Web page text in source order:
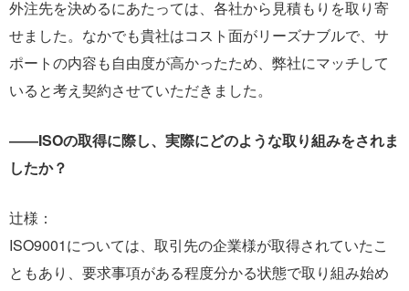
外注先を決めるにあたっては、各社から見積もりを取り寄
せました。なかでも貴社はコスト面がリーズナブルで、サ
ポートの内容も自由度が高かったため、弊社にマッチして
いると考え契約させていただきました。
――ISOの取得に際し、実際にどのような取り組みをされま
したか？
辻様：
ISO9001については、取引先の企業様が取得されていたこ
ともあり、要求事項がある程度分かる状態で取り組み始め